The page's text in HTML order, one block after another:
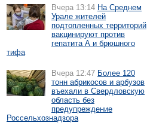
Вчера 13:14 На Среднем
Урале жителей
подтопленных территорий
вакцинируют против
гепатита А и брюшного
тифа
Вчера 12:47 Более 120
тонн абрикосов и арбузов
въехали в Свердловскую
область без
предупреждение
Россельхознадзора